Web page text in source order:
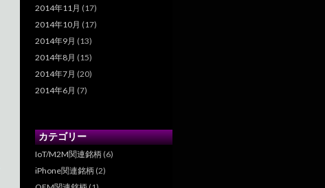
2014年11月 (17)
2014年10月 (17)
2014年9月 (13)
2014年8月 (15)
2014年7月 (20)
2014年6月 (7)
カテゴリー
IoT/M2M関連銘柄 (6)
iPhone関連銘柄 (2)